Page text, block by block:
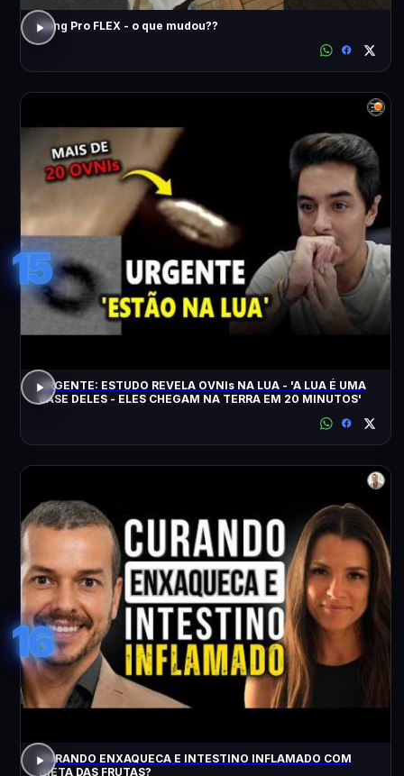
Song Pro FLEX - o que mudou??
15
URGENTE: ESTUDO REVELA OVNIs NA LUA - 'A LUA É UMA
BASE DELES - ELES CHEGAM NA TERRA EM 20 MINUTOS'
16
CURANDO ENXAQUECA E INTESTINO INFLAMADO COM
DIETA DAS FRUTAS?